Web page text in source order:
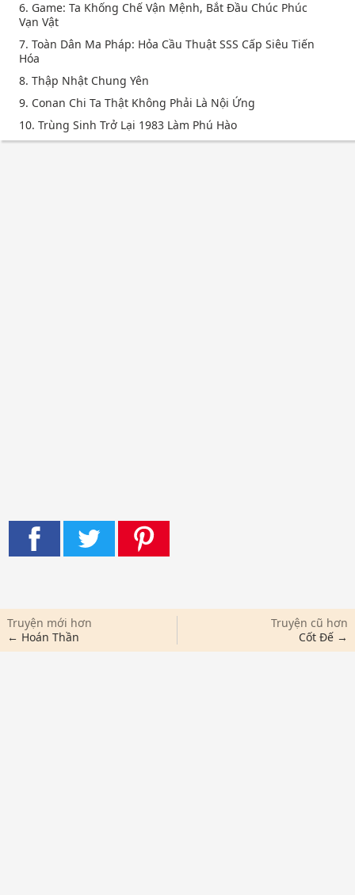
6. Game: Ta Khống Chế Vận Mệnh, Bắt Đầu Chúc Phúc
Vạn Vật
7. Toàn Dân Ma Pháp: Hỏa Cầu Thuật SSS Cấp Siêu Tiến
Hóa
8. Thập Nhật Chung Yên
9. Conan Chi Ta Thật Không Phải Là Nội Ứng
10. Trùng Sinh Trở Lại 1983 Làm Phú Hào
Truyện mới hơn
← Hoán Thần
Truyện cũ hơn
Cốt Đế →